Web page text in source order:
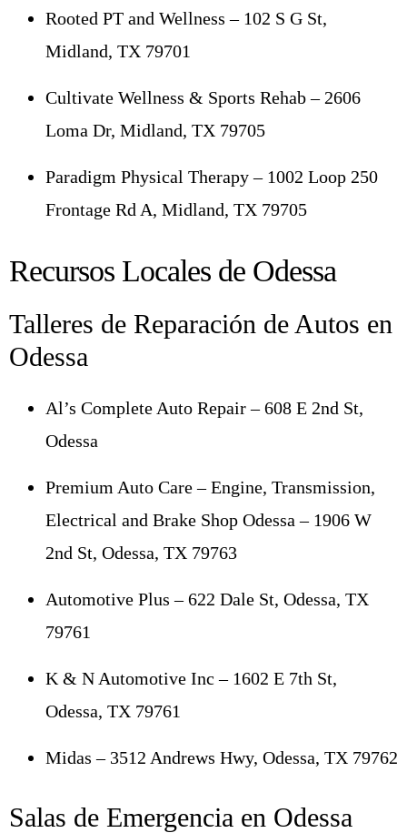
Rooted PT and Wellness – 102 S G St,
Midland, TX 79701
Cultivate Wellness & Sports Rehab – 2606
Loma Dr, Midland, TX 79705
Paradigm Physical Therapy – 1002 Loop 250
Frontage Rd A, Midland, TX 79705
Recursos Locales de Odessa
Talleres de Reparación de Autos en
Odessa
Al’s Complete Auto Repair – 608 E 2nd St,
Odessa
Premium Auto Care – Engine, Transmission,
Electrical and Brake Shop Odessa – 1906 W
2nd St, Odessa, TX 79763
Automotive Plus – 622 Dale St, Odessa, TX
79761
K & N Automotive Inc – 1602 E 7th St,
Odessa, TX 79761
Midas – 3512 Andrews Hwy, Odessa, TX 79762
Salas de Emergencia en Odessa